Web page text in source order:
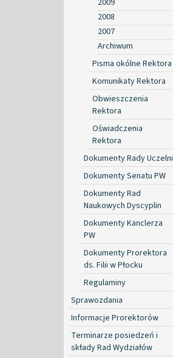
2008
2007
Archiwum
Pisma okólne Rektora
Komunikaty Rektora
Obwieszczenia
Rektora
Oświadczenia
Rektora
Dokumenty Rady Uczelni
Dokumenty Senatu PW
Dokumenty Rad
Naukowych Dyscyplin
Dokumenty Kanclerza
PW
Dokumenty Prorektora
ds. Filii w Płocku
Regulaminy
Sprawozdania
Informacje Prorektorów
Terminarze posiedzeń i
składy Rad Wydziałów